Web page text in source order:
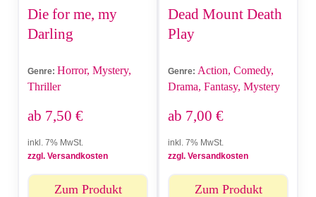
Die for me, my
Darling
Genre: Horror, Mystery,
Thriller
ab 7,50 €
inkl. 7% MwSt.
zzgl. Versandkosten
Zum Produkt
Dead Mount Death
Play
Genre: Action, Comedy,
Drama, Fantasy, Mystery
ab 7,00 €
inkl. 7% MwSt.
zzgl. Versandkosten
Zum Produkt